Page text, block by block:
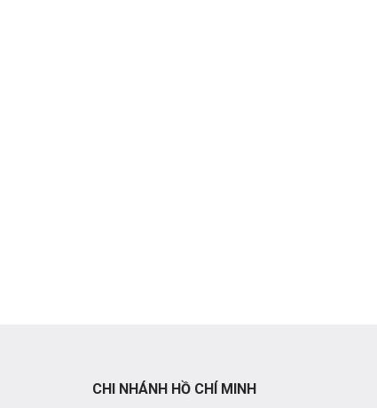
CHI NHÁNH HỒ CHÍ MINH